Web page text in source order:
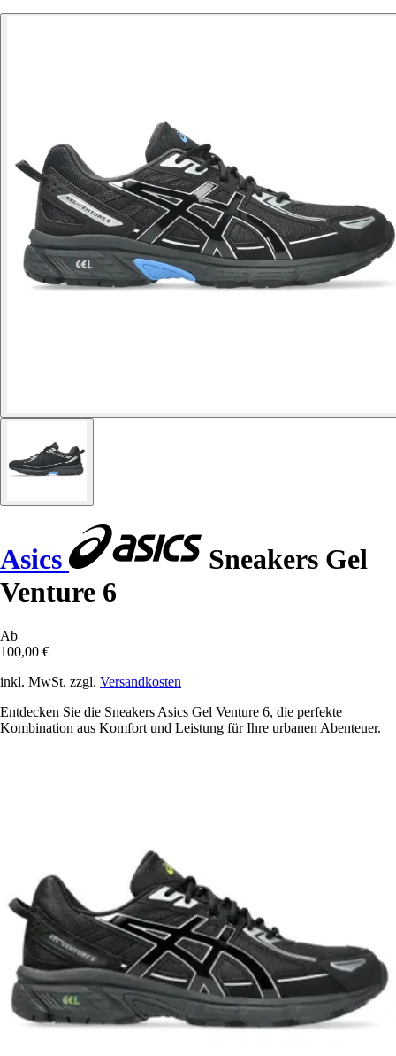
Asics
Sneakers Gel
Venture 6
Ab
100,00 €
inkl. MwSt. zzgl. Versandkosten
Entdecken Sie die Sneakers Asics Gel Venture 6, die perfekte
Kombination aus Komfort und Leistung für Ihre urbanen Abenteuer.